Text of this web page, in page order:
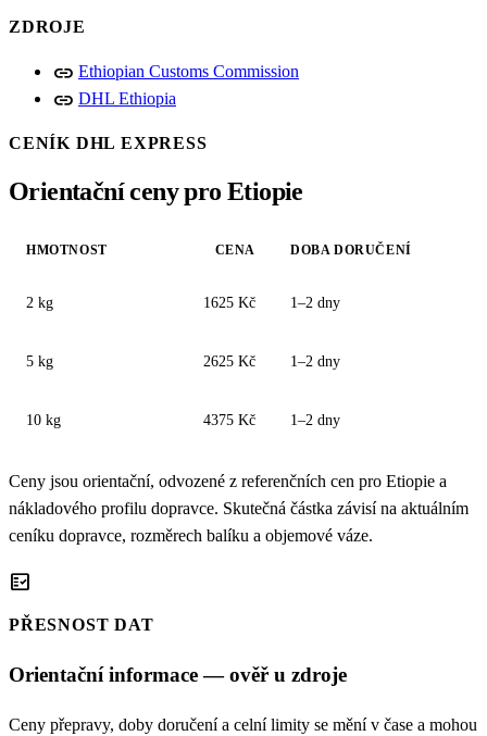
ZDROJE
link Ethiopian Customs Commission
link DHL Ethiopia
CENÍK DHL EXPRESS
Orientační ceny pro Etiopie
HMOTNOST CENA DOBA DORUČENÍ
2 kg 1625 Kč 1–2 dny
5 kg 2625 Kč 1–2 dny
10 kg 4375 Kč 1–2 dny
Ceny jsou orientační, odvozené z referenčních cen pro Etiopie a
nákladového profilu dopravce. Skutečná částka závisí na aktuálním
ceníku dopravce, rozměrech balíku a objemové váze.
fact_check
PŘESNOST DAT
Orientační informace — ověř u zdroje
Ceny přepravy, doby doručení a celní limity se mění v čase a mohou